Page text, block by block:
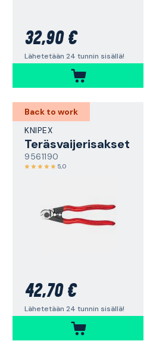
32,90 €
Lähetetään 24 tunnin sisällä!
Back to work
KNIPEX
Teräsvaijerisakset
9561190
5,0
42,70 €
Lähetetään 24 tunnin sisällä!